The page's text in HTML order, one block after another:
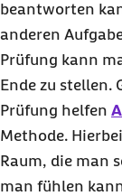
beantworten
anderen
Prüfung kann
Ende zu stellen.
Prüfung helfen
Methode.
Raum, die man
man fühlen